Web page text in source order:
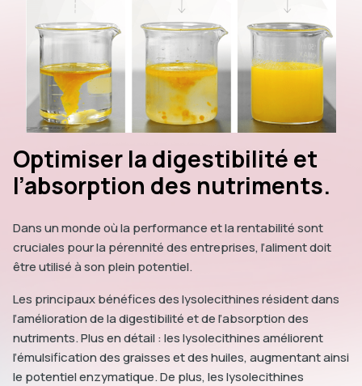
Optimiser la digestibilité et
l’absorption des nutriments.
Dans un monde où la performance et la rentabilité sont
cruciales pour la pérennité des entreprises, l’aliment doit
être utilisé à son plein potentiel.
Les principaux bénéfices des lysolecithines résident dans
l’amélioration de la digestibilité et de l’absorption des
nutriments. Plus en détail : les lysolecithines améliorent
l’émulsification des graisses et des huiles, augmentant ainsi
le potentiel enzymatique. De plus, les lysolecithines